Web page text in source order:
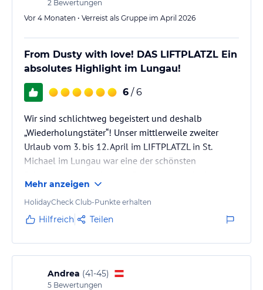
2 Bewertungen
Vor 4 Monaten • Verreist als Gruppe im April 2026
From Dusty with love! DAS LIFTPLATZL Ein
absolutes Highlight im Lungau!
6 / 6
Wir sind schlichtweg begeistert und deshalb
„Wiederholungstäter“! Unser mittlerweile zweiter
Urlaub vom 3. bis 12. April im LIFTPLATZL in St.
Michael im Lungau war eine der schönsten
Von der ersten Minute an hat sich das gesamte Team
alle Mühe gegeben, unseren Aufenthalt
unvergesslich zu machen – und das ist ihnen mit
Die Bergkulisse des Lungaus ist atemberaubend, und
das Haus fügt sich wunderschön in dieses alpine
Panorama ein. Schon allein dafür…
Mehr anzeigen
HolidayCheck Club-Punkte erhalten
Hilfreich Teilen
Andrea (41-45)
5 Bewertungen